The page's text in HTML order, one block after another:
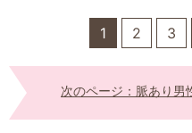
1 2 3
次のページ：脈あり